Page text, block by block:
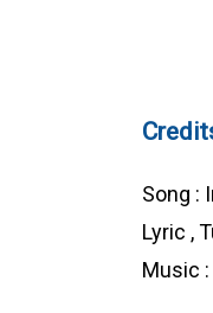
Song :
Lyric ,
Music